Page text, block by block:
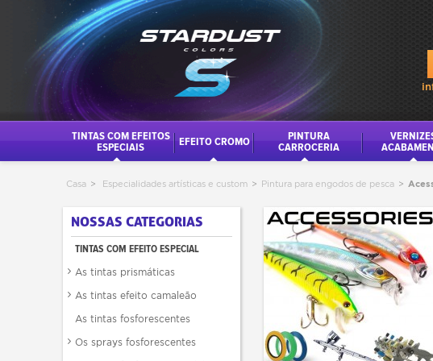
TINTAS COM EFEITOS
ESPECIAIS
EFEITO CROMO
PINTURA
CARROCERIA
Casa > Especialidades artísticas e custom > Pintura para engodos de pesca >
NOSSAS CATEGORIAS
TINTAS COM EFEITO ESPECIAL
As tintas prismáticas
As tintas efeito camaleão
As tintas fosforescentes
Os sprays fosforescentes